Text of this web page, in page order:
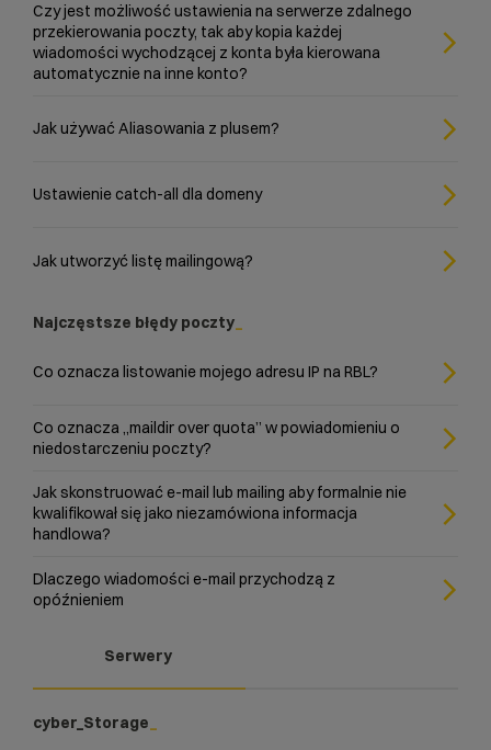
Czy jest możliwość ustawienia na serwerze zdalnego
przekierowania poczty, tak aby kopia każdej
wiadomości wychodzącej z konta była kierowana
automatycznie na inne konto?
Jak używać Aliasowania z plusem?
Ustawienie catch-all dla domeny
Jak utworzyć listę mailingową?
Najczęstsze błędy poczty
Co oznacza listowanie mojego adresu IP na RBL?
Co oznacza „maildir over quota” w powiadomieniu o
niedostarczeniu poczty?
Jak skonstruować e-mail lub mailing aby formalnie nie
kwalifikował się jako niezamówiona informacja
handlowa?
Dlaczego wiadomości e-mail przychodzą z
opóźnieniem
Serwery
cyber_Storage